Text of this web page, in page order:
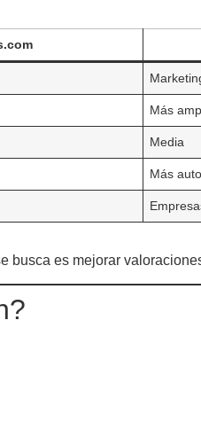
Más
Media
Más
busca es mejorar